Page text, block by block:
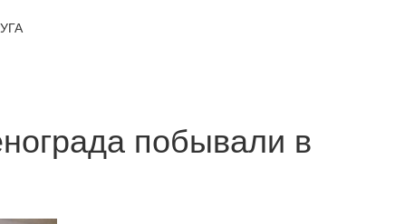
побывали в